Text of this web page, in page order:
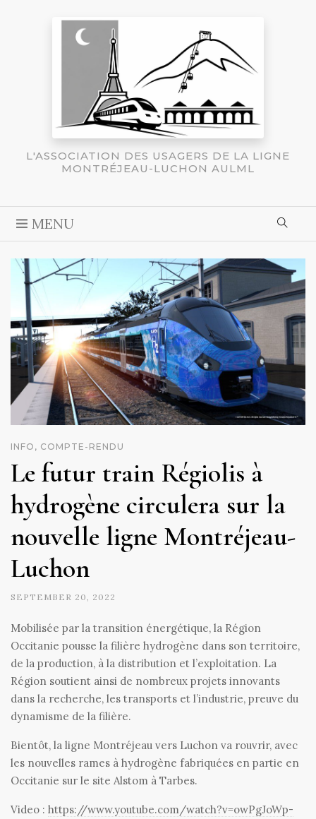
L'ASSOCIATION DES USAGERS DE LA LIGNE
MONTRÉJEAU-LUCHON AULML
MENU
INFO, COMPTE-RENDU
Le futur train Régiolis à
hydrogène circulera sur la
nouvelle ligne Montréjeau-
Luchon
SEPTEMBER 20, 2022
Mobilisée par la transition énergétique, la Région
Occitanie pousse la filière hydrogène dans son territoire,
de la production, à la distribution et l’exploitation. La
Région soutient ainsi de nombreux projets innovants
dans la recherche, les transports et l’industrie, preuve du
dynamisme de la filière.
Bientôt, la ligne Montréjeau vers Luchon va rouvrir, avec
les nouvelles rames à hydrogène fabriquées en partie en
Occitanie sur le site Alstom à Tarbes.
Video : https://www.youtube.com/watch?v=owPgJoWp-